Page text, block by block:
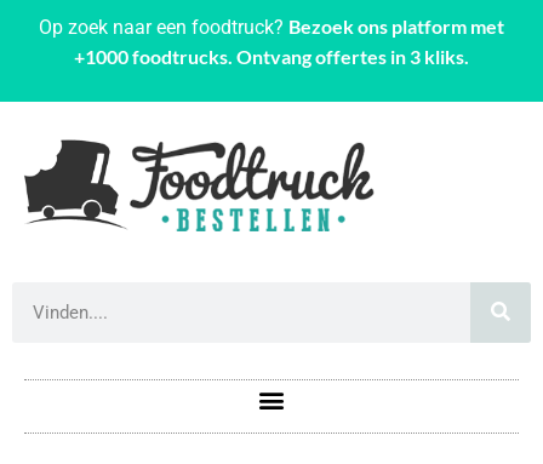
Op zoek naar een foodtruck? Bezoek ons platform met
+1000 foodtrucks. Ontvang offertes in 3 kliks.